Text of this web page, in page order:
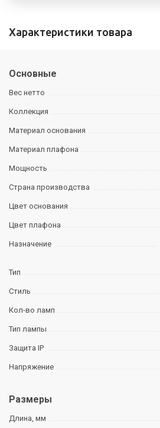
Характеристики товара
Основные
Вес нетто
Коллекция
Материал основания
Материал плафона
Мощность
Страна производства
Цвет основания
Цвет плафона
Назначение
Тип
Стиль
Кол-во ламп
Тип лампы
Защита IP
Напряжение
Размеры
Длина, мм